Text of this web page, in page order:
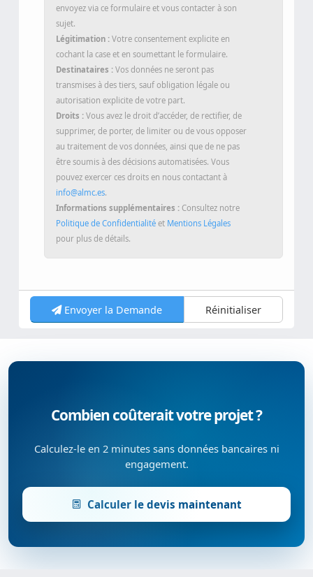
envoyez via ce formulaire et vous contacter à son
sujet.
Légitimation :Votre consentement explicite en
cochant la case et en soumettant le formulaire.
Destinataires :Vos données ne seront pas
transmises à des tiers, sauf obligation légale ou
autorisation explicite de votre part.
Droits :Vous avez le droit d’accéder, de rectifier, de
supprimer, de porter, de limiter ou de vous opposer
au traitement de vos données, ainsi que de ne pas
être soumis à des décisions automatisées. Vous
pouvez exercer ces droits en nous contactant à
info@almc.es.
Informations supplémentaires :Consultez notre
Politique de Confidentialitéet Mentions Légales
pour plus de détails.
Envoyer la Demande Réinitialiser
Combien coûterait votre projet ?
Calculez-le en 2 minutes sans données bancaires ni
engagement.
Calculer le devis maintenant